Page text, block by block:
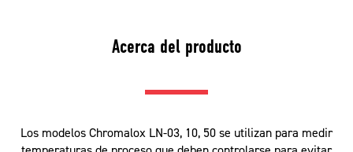
Acerca del producto
Los modelos Chromalox LN-03, 10, 50 se utilizan para medir